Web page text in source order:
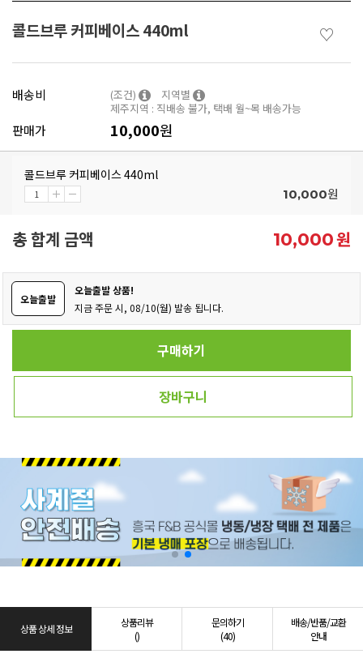
콜드브루 커피베이스 440ml ♡
배송비 (조건)
지역별
제주지역 : 직배송 불가, 택배 월~목 배송가능
판매가 10,000원
콜드브루 커피베이스 440ml
10,000원
총 합계 금액 10,000원
오늘출발
오늘출발 상품!
지금 주문 시, 08/10(월) 발송 됩니다.
구매하기
장바구니
상품 상세 정보
상품리뷰
()
문의하기
(40)
배송/반품/교환
안내